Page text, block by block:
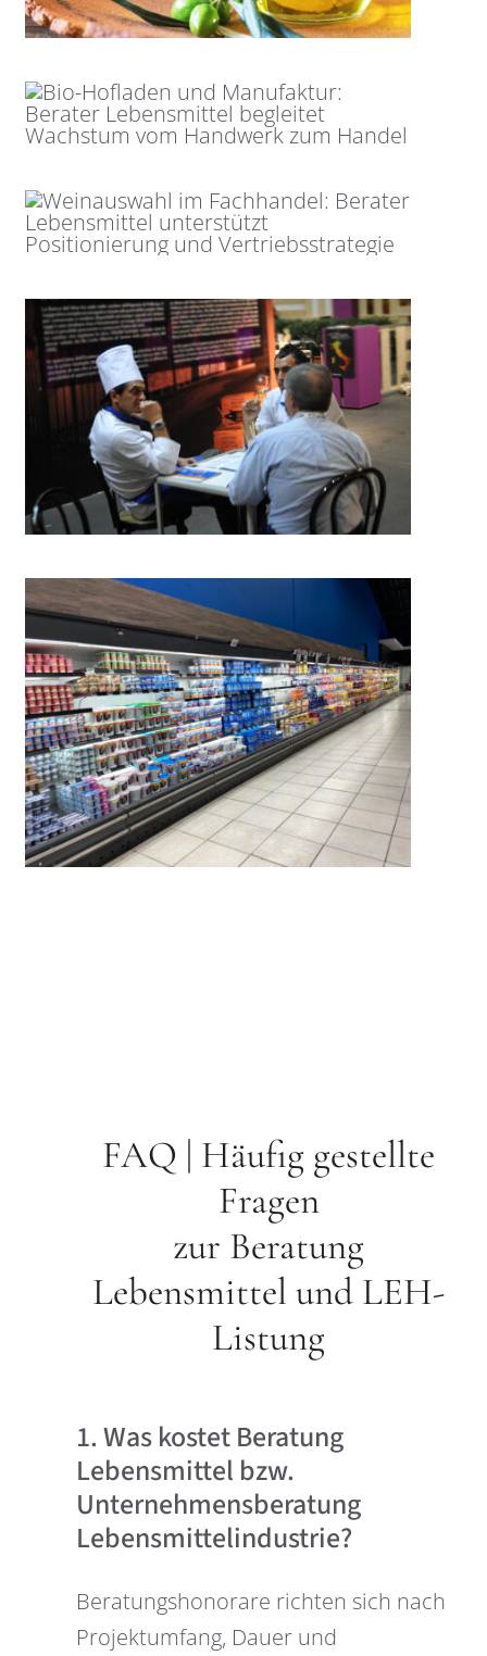
FAQ | Häufig gestellte
Fragen
zur Beratung
Lebensmittel und LEH-
Listung
1. Was kostet Beratung
Lebensmittel bzw.
Unternehmensberatung
Lebensmittelindustrie?
Beratungshonorare richten sich nach
Projektumfang, Dauer und